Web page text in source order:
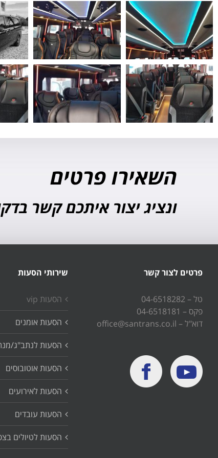
השאירו פרטים
ונציג יצור איתכם קשר
פרטים לצור קשר
טל – 04-6518282
פקס – 04-6518181
דוא"ל – office@santrans.co.il
שירותי הסעות
הסעות vip
הסעות אומנים
הסעות לנתב"ג/
הסעות אוטובוסים
הסעות לאירועים
הסעות עובדים
הסעות לטיולים